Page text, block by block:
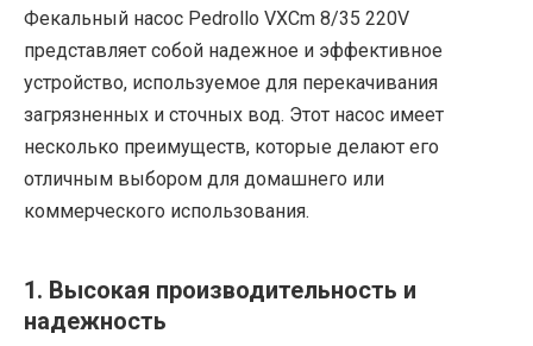
Фекальный насос Pedrollo VXCm 8/35 220V
представляет собой надежное и эффективное
устройство, используемое для перекачивания
загрязненных и сточных вод. Этот насос имеет
несколько преимуществ, которые делают его
отличным выбором для домашнего или
коммерческого использования.
1. Высокая производительность и
надежность